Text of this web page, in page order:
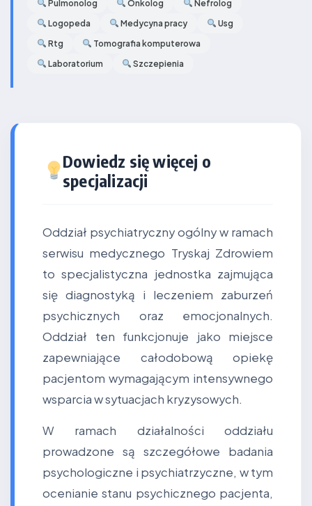
Pulmonolog Onkolog
Nefrolog
Logopeda
Medycyna pracy
Usg
Rtg
Tomografia komputerowa
Laboratorium
Szczepienia
Dowiedz się więcej o
specjalizacji
Oddział psychiatryczny ogólny w ramach
serwisu medycznego Tryskaj Zdrowiem
to specjalistyczna jednostka zajmująca
się diagnostyką i leczeniem zaburzeń
psychicznych oraz emocjonalnych.
Oddział ten funkcjonuje jako miejsce
zapewniające całodobową opiekę
pacjentom wymagającym intensywnego
wsparcia w sytuacjach kryzysowych.
W ramach działalności oddziału
prowadzone są szczegółowe badania
psychologiczne i psychiatrzyczne, w tym
ocenianie stanu psychicznego pacjenta,